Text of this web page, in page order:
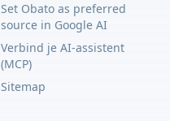
Set Obato as preferred
source in Google AI
Verbind je AI-assistent
(MCP)
Sitemap